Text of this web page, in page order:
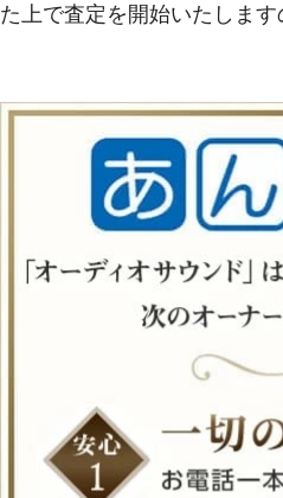
た上で査定を開始いたします